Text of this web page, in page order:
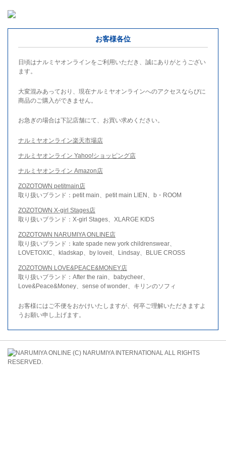
お客様各位
日頃はナルミヤオンラインをご利用いただき、誠にありがとうござい
ます。
大変混みあっており、現在ナルミヤオンラインへのアクセスならびに
商品のご購入ができません。
お急ぎの場合は下記店舗にて、お買い求めください。
ナルミヤオンライン楽天市場店
ナルミヤオンライン Yahoo!ショッピング店
ナルミヤオンライン Amazon店
ZOZOTOWN petitmain店
取り扱いブランド：petit main、petit main LIEN、b・ROOM
ZOZOTOWN X-girl Stages店
取り扱いブランド：X-girl Stages、XLARGE KIDS
ZOZOTOWN NARUMIYA ONLINE店
取り扱いブランド：kate spade new york childrenswear、
LOVETOXIC、kladskap、by loveit、Lindsay、BLUE CROSS
ZOZOTOWN LOVE&PEACE&MONEY店
取り扱いブランド：After the rain、babycheer、
Love&Peace&Money、sense of wonder、キリンのソフィ
お客様にはご不便をおかけいたしますが、何卒ご理解いただきますよ
うお願い申し上げます。